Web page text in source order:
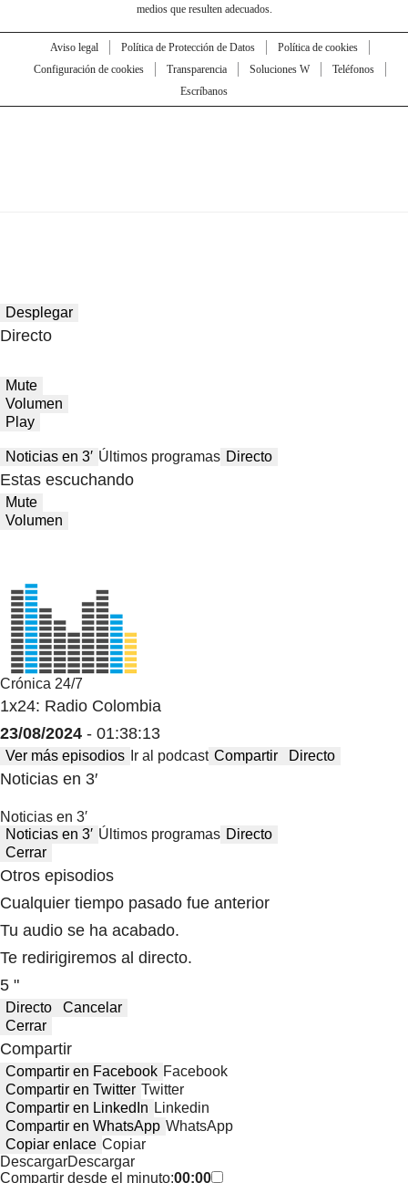
medios que resulten adecuados.
Aviso legal Política de Protección de Datos
Política de cookies
Configuración de cookies
Transparencia Soluciones W
Teléfonos
Escríbanos
Desplegar
Directo
Mute
Volumen
Play
Noticias en 3′ Últimos programas Directo
Estas escuchando
Mute
Volumen
Crónica 24/7
1x24: Radio Colombia
23/08/2024 - 01:38:13
Ver más episodios Ir al podcast Compartir Directo
Noticias en 3′
Noticias en 3′
Noticias en 3′ Últimos programas Directo
Cerrar
Otros episodios
Cualquier tiempo pasado fue anterior
Tu audio se ha acabado.
Te redirigiremos al directo.
5 "
Directo
Cancelar
Cerrar
Compartir
Compartir en Facebook Facebook
Compartir en Twitter Twitter
Compartir en LinkedIn Linkedin
Compartir en WhatsApp WhatsApp
Copiar enlace Copiar
DescargarDescargar
Compartir desde el minuto:00:00